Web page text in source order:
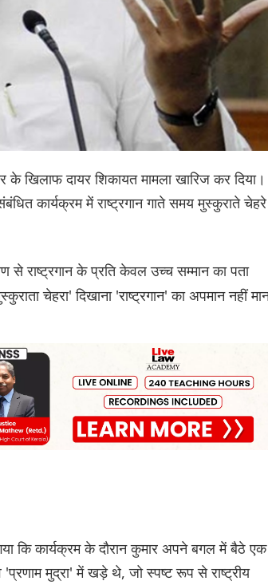
के खिलाफ दायर शिकायत मामला खारिज कर दिया।
कार्यक्रम में राष्ट्रगान गाते समय मुस्कुराते चेहरे
राष्ट्रगान के प्रति केवल उच्च सम्मान का पता
चेहरा' दिखाना 'राष्ट्रगान' का अपमान नहीं
कि कार्यक्रम के दौरान कुमार अपने बगल में बैठे एक
मुद्रा' में खड़े थे, जो स्पष्ट रूप से राष्ट्रीय